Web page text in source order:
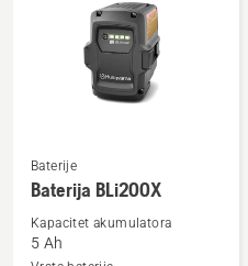
Pogledajte
više
Baterije
Baterija BLi200X
Kapacitet akumulatora
5 Ah